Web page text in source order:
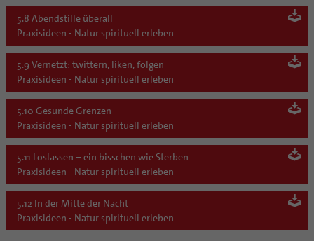
5.8 Abendstille überall
Praxisideen - Natur spirituell erleben
5.9 Vernetzt: twittern, liken, folgen
Praxisideen - Natur spirituell erleben
5.10 Gesunde Grenzen
Praxisideen - Natur spirituell erleben
5.11 Loslassen – ein bisschen wie Sterben
Praxisideen - Natur spirituell erleben
5.12 In der Mitte der Nacht
Praxisideen - Natur spirituell erleben